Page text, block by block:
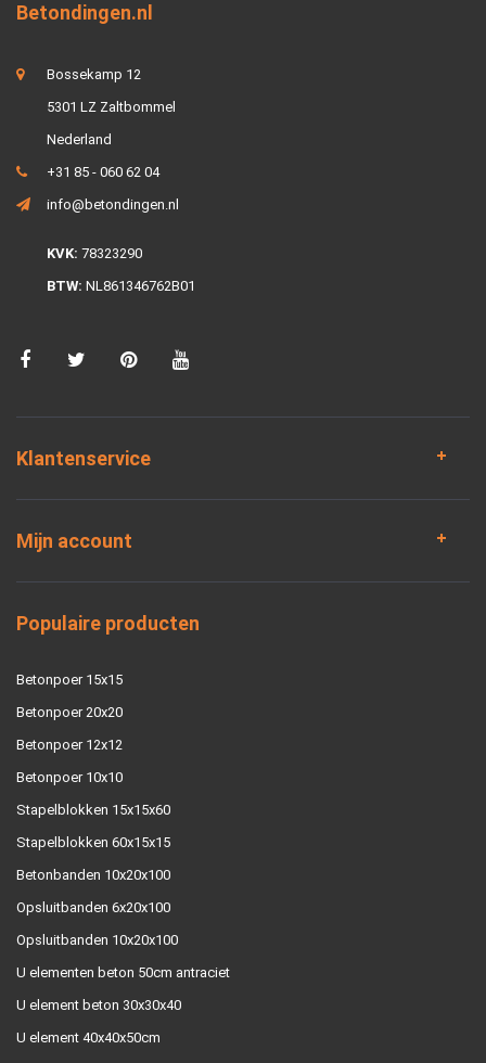
Betondingen.nl
Bossekamp 12
5301 LZ Zaltbommel
Nederland
+31 85 - 060 62 04
info@betondingen.nl
KVK: 78323290
BTW: NL861346762B01
Klantenservice
Mijn account
Populaire producten
Betonpoer 15x15
Betonpoer 20x20
Betonpoer 12x12
Betonpoer 10x10
Stapelblokken 15x15x60
Stapelblokken 60x15x15
Betonbanden 10x20x100
Opsluitbanden 6x20x100
Opsluitbanden 10x20x100
U elementen beton 50cm antraciet
U element beton 30x30x40
U element 40x40x50cm